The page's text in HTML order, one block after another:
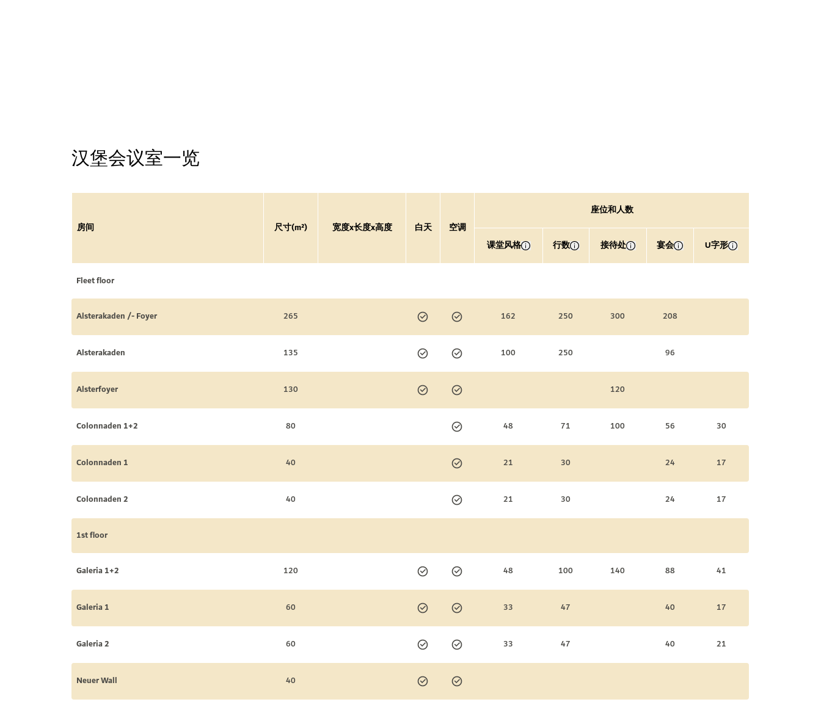
汉堡会议室一览
房间 尺寸(m²) 宽度x长度x高度 白天 空调
座位和人数
课堂风格 行数 接待处 宴会 U字形
Fleet floor
Alsterakaden /- Foyer 265 162 250 300 208
Alsterakaden 135 100 250 96
Alsterfoyer 130 120
Colonnaden 1+2 80 48 71 100 56 30
Colonnaden 1 40 21 30 24 17
Colonnaden 2 40 21 30 24 17
1st floor
Galeria 1+2 120 48 100 140 88 41
Galeria 1 60 33 47 40 17
Galeria 2 60 33 47 40 21
Neuer Wall 40